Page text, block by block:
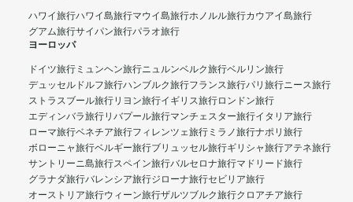
ハワイ旅行ハワイ島旅行マウイ島旅行ホノルル旅行カウアイ島旅行
グアム旅行サイパン旅行パラオ旅行
ヨーロッパ
ドイツ旅行 ミュンヘン旅行ニュルンベルク旅行ベルリン旅行
デュッセルドルフ旅行ハンブルク旅行フランス旅行パリ旅行ニース旅行
ストラスブール旅行リヨン旅行イギリス旅行ロンドン旅行
エディンバラ旅行リバプール旅行マンチェスター旅行イタリア旅行
ローマ旅行ベネチア旅行フィレンツェ旅行 ミラノ旅行ナポリ旅行
ボローニャ旅行ベルギー旅行ブリュッセル旅行ギリシャ旅行アテネ旅行
サントリーニ島旅行スペイン旅行バルセロナ旅行マドリード旅行
グラナダ旅行バレンシア旅行ジローナ旅行セビリア旅行
オーストリア旅行ウィーン旅行ザルツブルク旅行クロアチア旅行